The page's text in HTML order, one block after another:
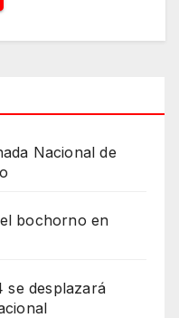
Nacional de
bochorno en
se desplazará